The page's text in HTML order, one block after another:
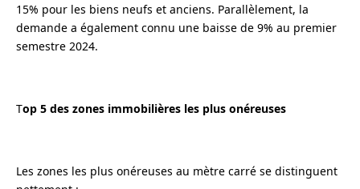
15% pour les biens neufs et anciens. Parallèlement, la
demande a également connu une baisse de 9% au premier
semestre 2024.
Top 5 des zones immobilières les plus onéreuses
Les zones les plus onéreuses au mètre carré se distinguent